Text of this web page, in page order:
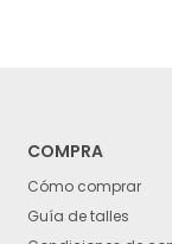
COMPRA
Cómo comprar
Guía de talles